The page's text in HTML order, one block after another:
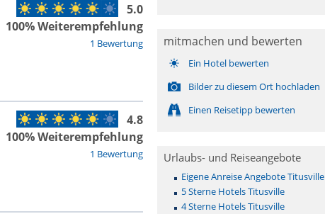
1 Bewertung
5.0
100% Weiterempfehlung
1 Bewertung
4.8
100% Weiterempfehlung
mitmachen und bewerten
Ein Hotel bewerten
Bilder zu diesem Ort hochladen
Einen Reisetipp bewerten
Urlaubs- und Reiseangebote
Eigene Anreise Angebote Titusville
5 Sterne Hotels Titusville
4 Sterne Hotels Titusville